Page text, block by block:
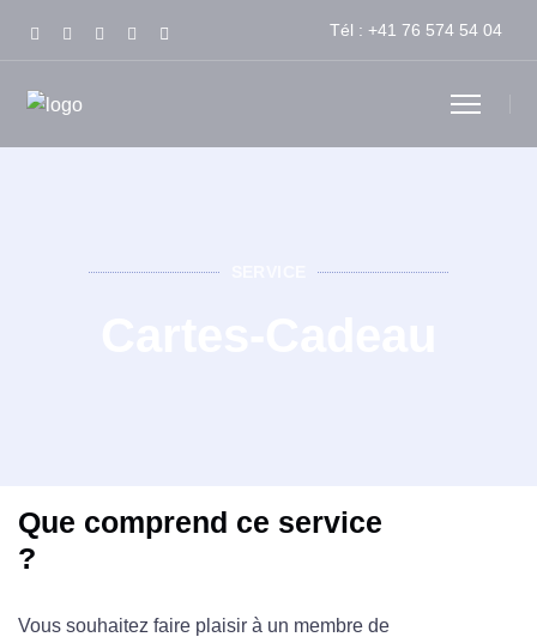
Tél : +41 76 574 54 04
Que comprend ce service
?
Vous souhaitez faire plaisir à un membre de